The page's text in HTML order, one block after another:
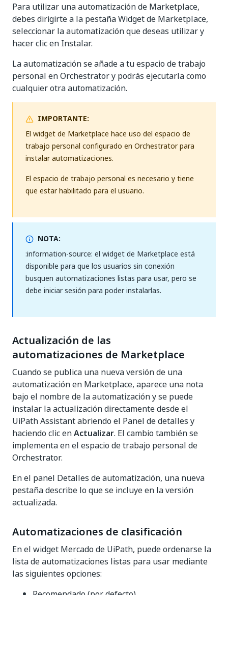
Para utilizar una automatización de Marketplace,
debes dirigirte a la pestaña Widget de Marketplace,
seleccionar la automatización que deseas utilizar y
hacer clic en Instalar.
La automatización se añade a tu espacio de trabajo
personal en Orchestrator y podrás ejecutarla como
cualquier otra automatización.
IMPORTANTE:
El widget de Marketplace hace uso del espacio de
trabajo personal configurado en Orchestrator para
instalar automatizaciones.
El espacio de trabajo personal es necesario y tiene
que estar habilitado para el usuario.
NOTA:
:information-source: el widget de Marketplace está
disponible para que los usuarios sin conexión
busquen automatizaciones listas para usar, pero se
debe iniciar sesión para poder instalarlas.
Actualización de las
automatizaciones de Marketplace
Cuando se publica una nueva versión de una
automatización en Marketplace, aparece una nota
bajo el nombre de la automatización y se puede
instalar la actualización directamente desde el
UiPath Assistant abriendo el Panel de detalles y
haciendo clic enActualizar. El cambio también se
implementa en el espacio de trabajo personal de
Orchestrator.
En el panel Detalles de automatización, una nueva
pestaña describe lo que se incluye en la versión
actualizada.
Automatizaciones de clasificación
En el widget Mercado de UiPath, puede ordenarse la
lista de automatizaciones listas para usar mediante
las siguientes opciones:
Recomendado (por defecto).